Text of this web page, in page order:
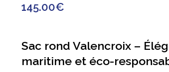
145.00€
Sac rond Valencroix –
maritime et éco-